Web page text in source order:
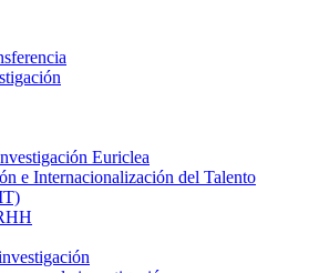
Euriclea
e Internacionalización del Talento